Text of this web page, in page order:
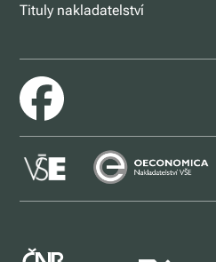
Tituly nakladatelství